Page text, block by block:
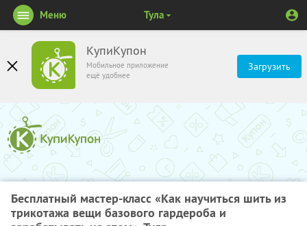
КупиКупон
Мобильное приложение
ещё удобнее
Загрузить
Меню Тула
Бесплатный мастер-класс «Как научиться шить из
трикотажа вещи базового гардероба и